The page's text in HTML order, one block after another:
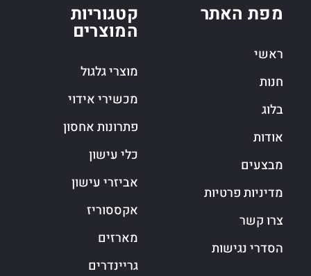
מפת האתר
ראשי
חנות
בלוג
אודות
מבצעים
מדיניות פרטיות
צרו קשר
הסדרי נגישות
קטגוריות
המוצרים
מוצרי גלגול
מכשירי אידוי
פתרונות אחסון
כלי עישון
אביזרי עישון
אקססוריז
מארזים
גריינדרים